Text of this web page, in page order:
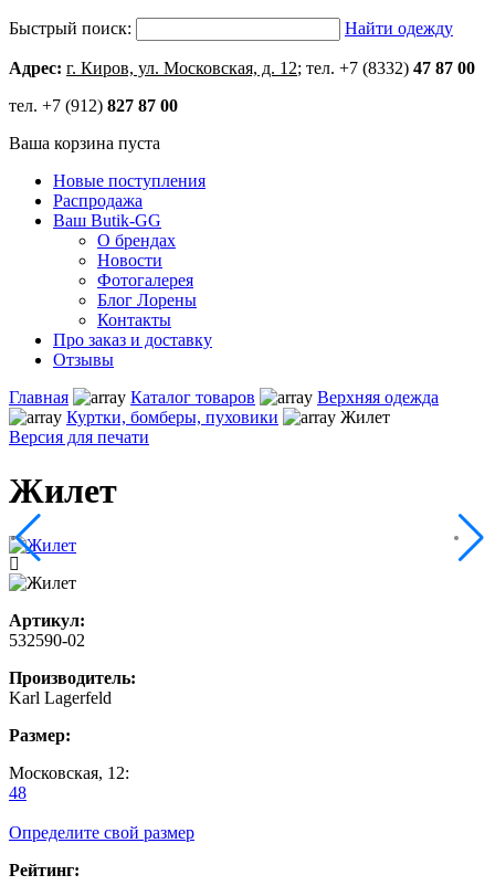
Быстрый поиск: Найти одежду
Адрес: г. Киров, ул. Московская, д. 12; тел. +7 (8332) 47 87 00
тел. +7 (912) 827 87 00
Ваша корзина пуста
Новые поступления
Распродажа
Ваш Butik-GG
О брендах
Новости
Фотогалерея
Блог Лорены
Контакты
Про заказ и доставку
Отзывы
Главная
Каталог товаров
Верхняя одежда
Куртки, бомберы, пуховики
Жилет
Версия для печати
Жилет
Артикул:
532590-02
Производитель:
Karl Lagerfeld
Размер:
Московская, 12:
48
Определите свой размер
Рейтинг: